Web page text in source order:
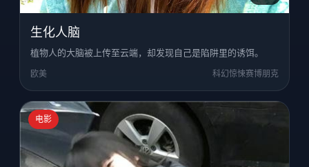
生化人脑
植物人的大脑被上传至云端，却发现自己是陷阱里的诱饵。
欧美 科幻惊悚赛博朋克
电影